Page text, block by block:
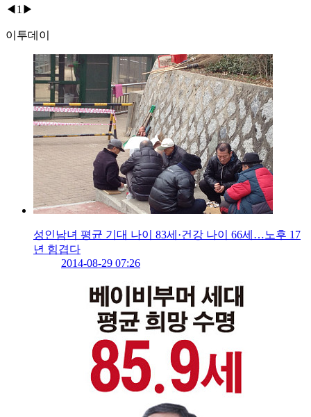
◀ 1 ▶
이투데이
성인남녀 평균 기대 나이 83세·건강 나이 66세…노후 17
년 힘겹다
2014-08-29 07:26